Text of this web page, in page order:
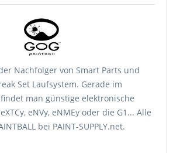
Nachfolger von Smart Parts und
Set Laufsystem. Gerade im
man günstige elektronische
eNVy, eNMEy oder die G1... Alle
bei PAINT-SUPPLY.net.